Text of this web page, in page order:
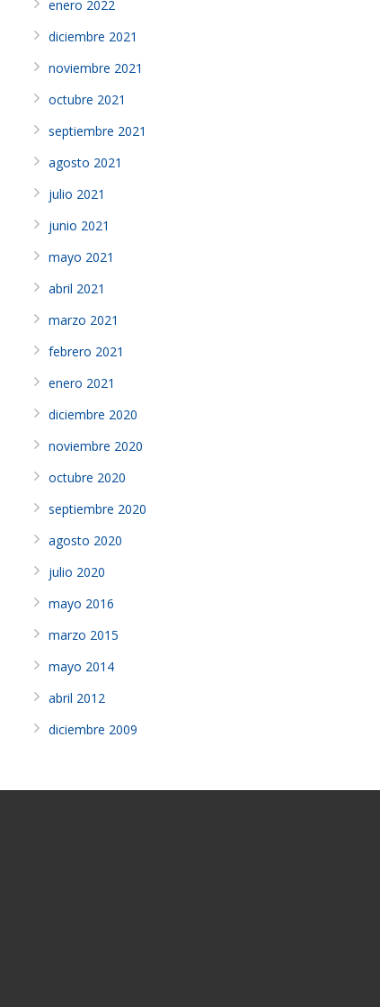
enero 2022
diciembre 2021
noviembre 2021
octubre 2021
septiembre 2021
agosto 2021
julio 2021
junio 2021
mayo 2021
abril 2021
marzo 2021
febrero 2021
enero 2021
diciembre 2020
noviembre 2020
octubre 2020
septiembre 2020
agosto 2020
julio 2020
mayo 2016
marzo 2015
mayo 2014
abril 2012
diciembre 2009